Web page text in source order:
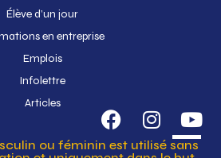
Élève d’un jour
en entreprise
Emplois
Infolettre
Articles
ou féminin est utilisé sans